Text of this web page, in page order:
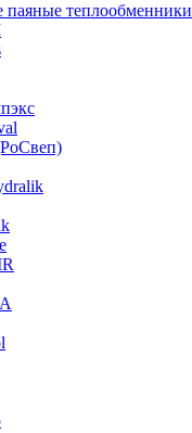
паяные теплообменники